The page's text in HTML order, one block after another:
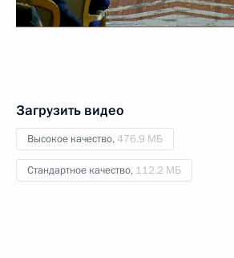
Загрузить видео
Высокое качество,476.9 МБ
Стандартное качество, 112.2 МБ